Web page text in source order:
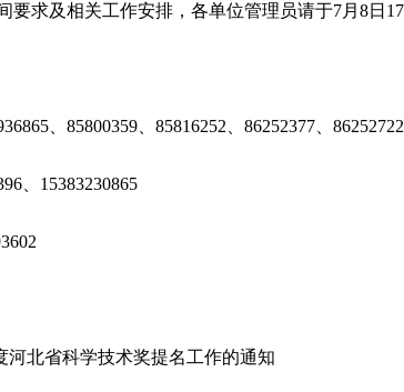
要求及相关工作安排，各单位管理员请于7月8日
、85800359、85816252、86252377、86252722
、15383230865
河北省科学技术奖提名工作的通知